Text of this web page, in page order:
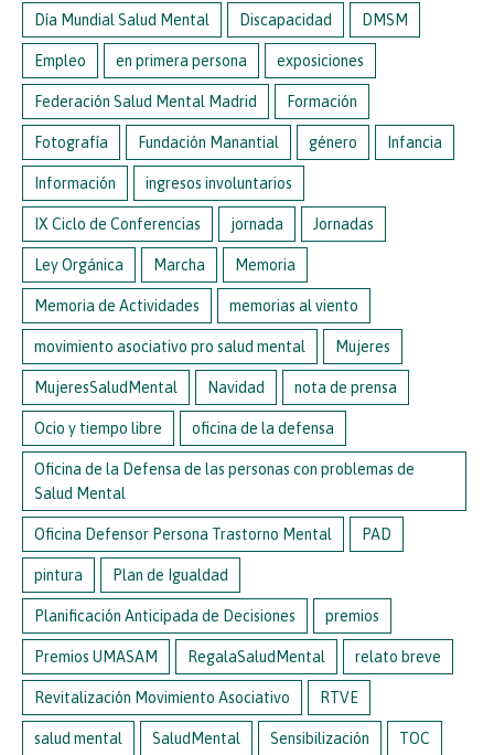
Día Mundial Salud Mental Discapacidad DMSM
Empleo en primera persona exposiciones
Federación Salud Mental Madrid Formación
Fotografía Fundación Manantial género Infancia
Información ingresos involuntarios
IX Ciclo de Conferencias jornada Jornadas
Ley Orgánica Marcha Memoria
Memoria de Actividades memorias al viento
movimiento asociativo pro salud mental Mujeres
MujeresSaludMental Navidad nota de prensa
Ocio y tiempo libre oficina de la defensa
Oficina de la Defensa de las personas con problemas de
Salud Mental
Oficina Defensor Persona Trastorno Mental PAD
pintura Plan de Igualdad
Planificación Anticipada de Decisiones premios
Premios UMASAM RegalaSaludMental relato breve
Revitalización Movimiento Asociativo RTVE
salud mental SaludMental Sensibilización TOC